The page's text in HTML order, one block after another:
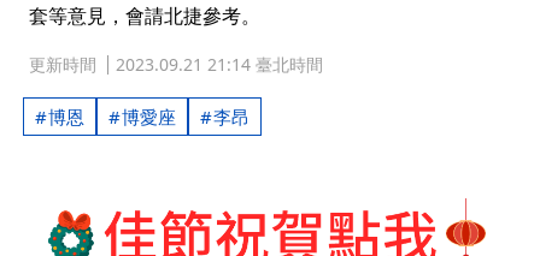
套等意見，會請北捷參考。
更新時間 2023.09.21 21:14 臺北時間
博恩 博愛座 李昂